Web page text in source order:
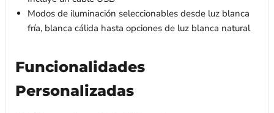
Modos de iluminación seleccionables desde luz blanca
fría, blanca cálida hasta opciones de luz blanca natural
Funcionalidades
Personalizadas